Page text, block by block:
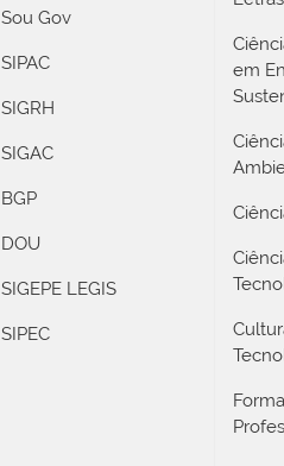
Sou Gov
SIPAC
SIGRH
SIGAC
BGP
DOU
SIGEPE LEGIS
SIPEC
em